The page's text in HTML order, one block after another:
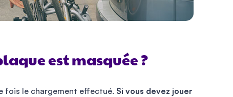
est masquée ?
fois le chargement effectué. Si vous devez jouer